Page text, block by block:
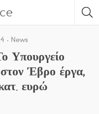
News
Υπουργείο
στον Έβρο έργα,
ευρώ